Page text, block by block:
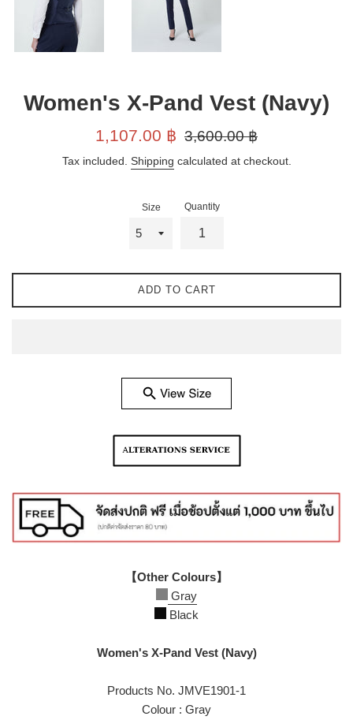
Women's X-Pand Vest (Navy)
Sale
1,107.00 ฿
Regular
3,600.00 ฿
Tax included. Shipping calculated at checkout.
Size Quantity
ADD TO CART
【Other Colours】
Gray
Black
Women's X-Pand Vest (Navy)
Products No. JMVE1901-1
Colour : Gray